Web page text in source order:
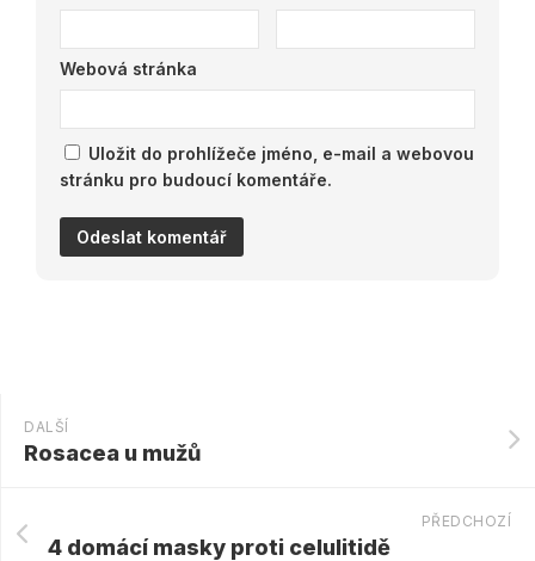
Webová stránka
Uložit do prohlížeče jméno, e-mail a webovou
stránku pro budoucí komentáře.
DALŠÍ
Rosacea u mužů
PŘEDCHOZÍ
4 domácí masky proti celulitidě